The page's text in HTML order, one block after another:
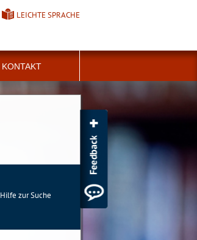
LEICHTE SPRACHE
KONTAKT
Hilfe zur Suche